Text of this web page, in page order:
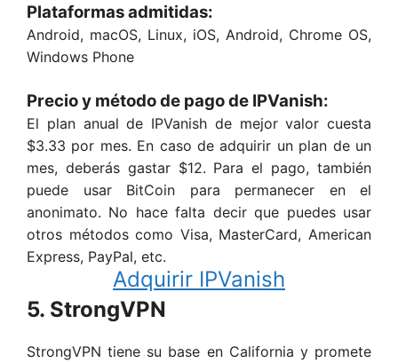
Plataformas admitidas:
Android, macOS, Linux, iOS, Android, Chrome OS,
Windows Phone
Precio y método de pago de IPVanish:
El plan anual de IPVanish de mejor valor cuesta
$3.33 por mes. En caso de adquirir un plan de un
mes, deberás gastar $12. Para el pago, también
puede usar BitCoin para permanecer en el
anonimato. No hace falta decir que puedes usar
otros métodos como Visa, MasterCard, American
Express, PayPal, etc.
Adquirir IPVanish
5. StrongVPN
StrongVPN tiene su base en California y promete